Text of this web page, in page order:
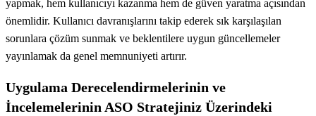
yapmak, hem kullanıcıyı kazanma hem de güven yaratma açısından
önemlidir. Kullanıcı davranışlarını takip ederek sık karşılaşılan
sorunlara çözüm sunmak ve beklentilere uygun güncellemeler
yayınlamak da genel memnuniyeti artırır.
Uygulama Derecelendirmelerinin ve
İncelemelerinin ASO Stratejiniz Üzerindeki